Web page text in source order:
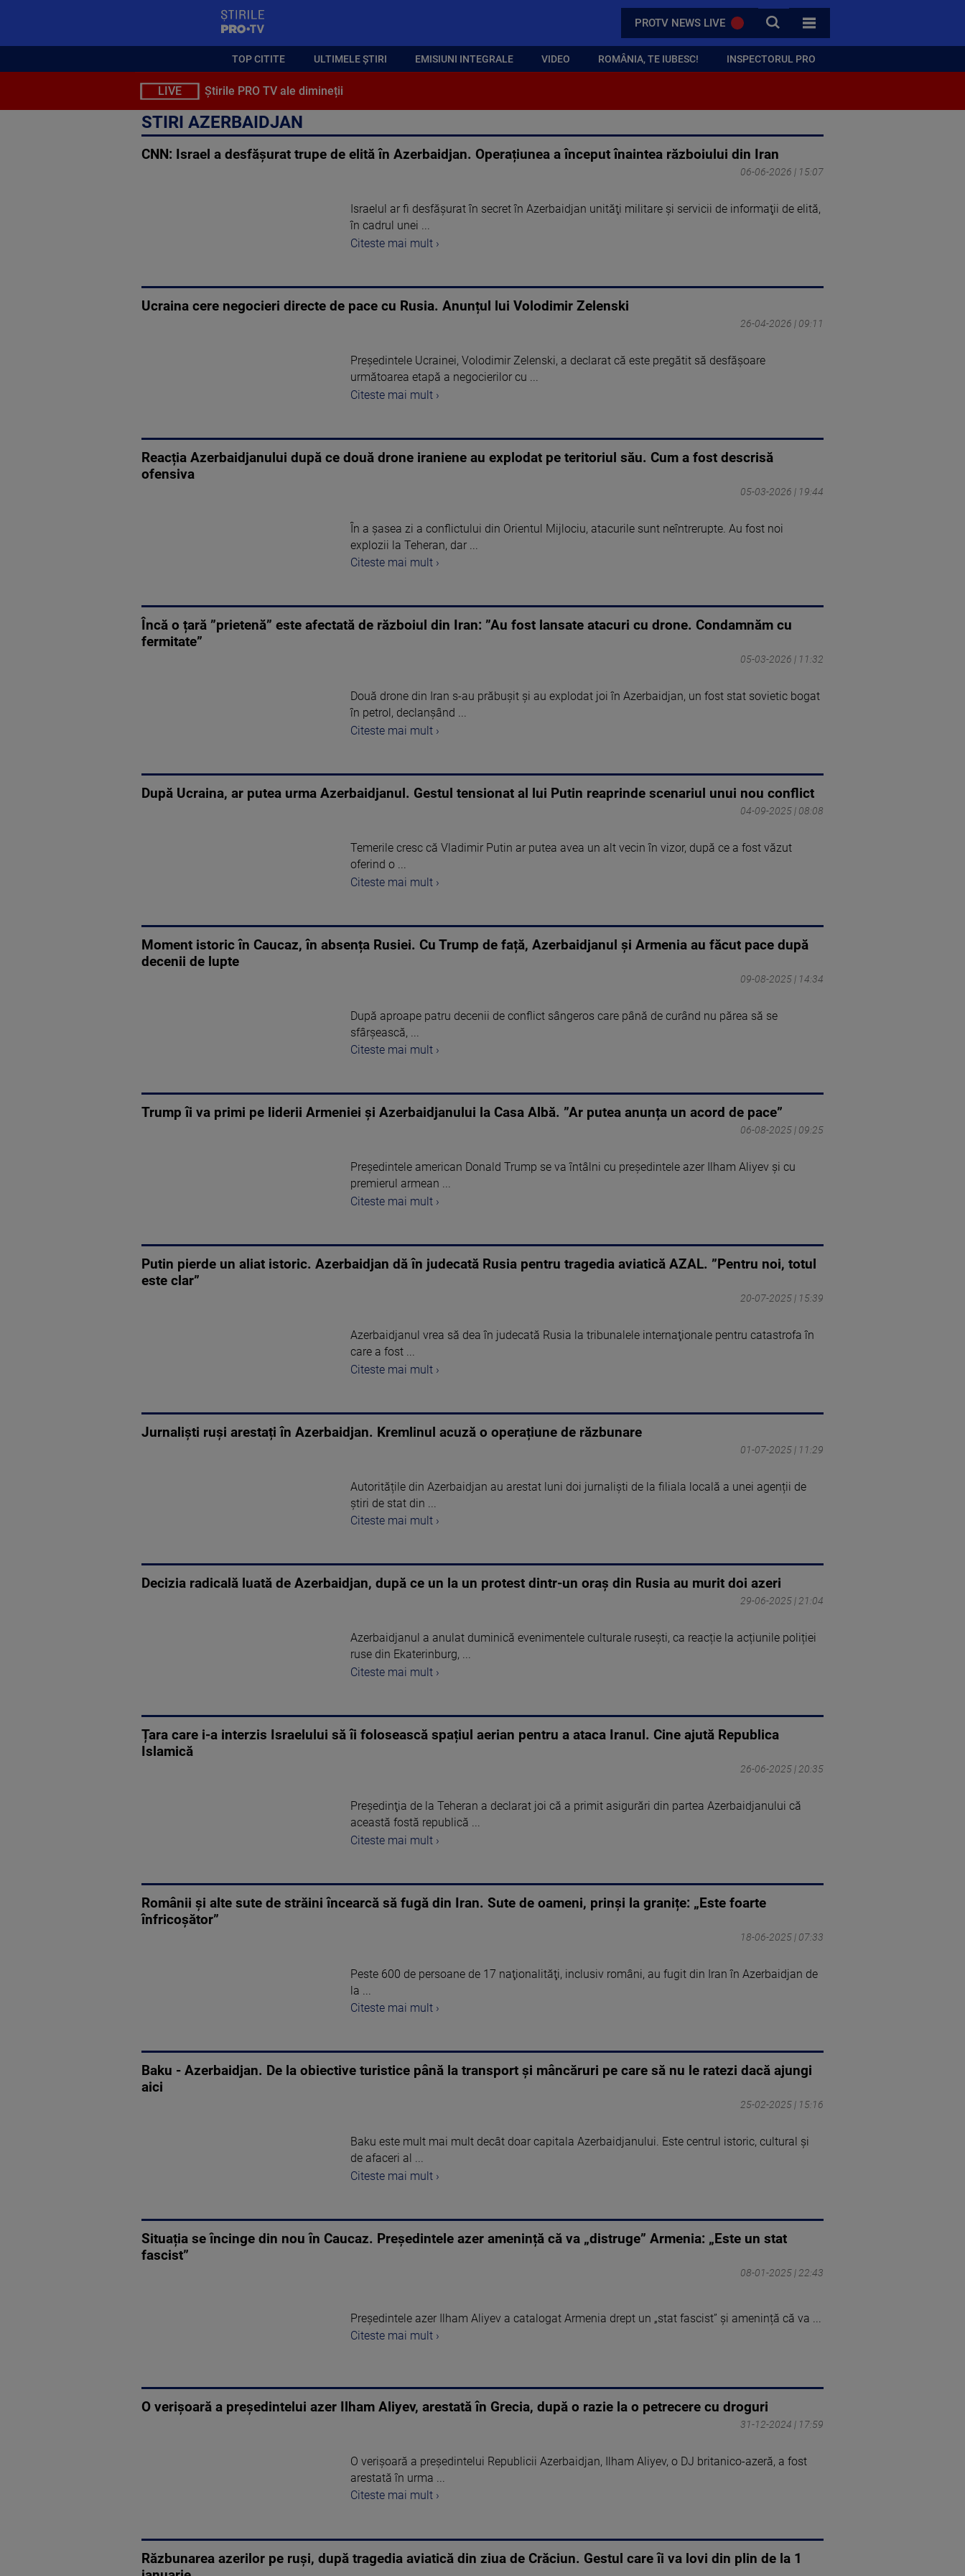
PROTV NEWS LIVE CAUTA
TOATE CATEGORIILE
TOP CITITE ULTIMELE ȘTIRI EMISIUNI INTEGRALE VIDEO ROMÂNIA, TE IUBESC! INSPECTORUL PRO
LIVE Știrile PRO TV ale dimineții
STIRI AZERBAIDJAN
CNN: Israel a desfășurat trupe de elită în Azerbaidjan. Operațiunea a început înaintea războiului din Iran
06-06-2026 | 15:07
Israelul ar fi desfăşurat în secret în Azerbaidjan unităţi militare şi servicii de informaţii de elită,
în cadrul unei ...
Citeste mai mult ›
Ucraina cere negocieri directe de pace cu Rusia. Anunțul lui Volodimir Zelenski
26-04-2026 | 09:11
Președintele Ucrainei, Volodimir Zelenski, a declarat că este pregătit să desfășoare
următoarea etapă a negocierilor cu ...
Citeste mai mult ›
Reacția Azerbaidjanului după ce două drone iraniene au explodat pe teritoriul său. Cum a fost descrisă
ofensiva
05-03-2026 | 19:44
În a șasea zi a conflictului din Orientul Mijlociu, atacurile sunt neîntrerupte. Au fost noi
explozii la Teheran, dar ...
Citeste mai mult ›
Încă o țară ”prietenă” este afectată de războiul din Iran: ”Au fost lansate atacuri cu drone. Condamnăm cu
fermitate”
05-03-2026 | 11:32
Două drone din Iran s-au prăbușit și au explodat joi în Azerbaidjan, un fost stat sovietic bogat
în petrol, declanșând ...
Citeste mai mult ›
După Ucraina, ar putea urma Azerbaidjanul. Gestul tensionat al lui Putin reaprinde scenariul unui nou conflict
04-09-2025 | 08:08
Temerile cresc că Vladimir Putin ar putea avea un alt vecin în vizor, după ce a fost văzut
oferind o ...
Citeste mai mult ›
Moment istoric în Caucaz, în absența Rusiei. Cu Trump de față, Azerbaidjanul și Armenia au făcut pace după
decenii de lupte
09-08-2025 | 14:34
După aproape patru decenii de conflict sângeros care până de curând nu părea să se
sfârșească, ...
Citeste mai mult ›
Trump îi va primi pe liderii Armeniei și Azerbaidjanului la Casa Albă. ”Ar putea anunța un acord de pace”
06-08-2025 | 09:25
Președintele american Donald Trump se va întâlni cu președintele azer Ilham Aliyev și cu
premierul armean ...
Citeste mai mult ›
Putin pierde un aliat istoric. Azerbaidjan dă în judecată Rusia pentru tragedia aviatică AZAL. ”Pentru noi, totul
este clar”
20-07-2025 | 15:39
Azerbaidjanul vrea să dea în judecată Rusia la tribunalele internaţionale pentru catastrofa în
care a fost ...
Citeste mai mult ›
Jurnaliști ruși arestați în Azerbaidjan. Kremlinul acuză o operațiune de răzbunare
01-07-2025 | 11:29
Autoritățile din Azerbaidjan au arestat luni doi jurnaliști de la filiala locală a unei agenții de
știri de stat din ...
Citeste mai mult ›
Decizia radicală luată de Azerbaidjan, după ce un la un protest dintr-un oraș din Rusia au murit doi azeri
29-06-2025 | 21:04
Azerbaidjanul a anulat duminică evenimentele culturale rusești, ca reacție la acțiunile poliției
ruse din Ekaterinburg, ...
Citeste mai mult ›
Țara care i-a interzis Israelului să îi folosească spațiul aerian pentru a ataca Iranul. Cine ajută Republica
Islamică
26-06-2025 | 20:35
Preşedinţia de la Teheran a declarat joi că a primit asigurări din partea Azerbaidjanului că
această fostă republică ...
Citeste mai mult ›
Românii și alte sute de străini încearcă să fugă din Iran. Sute de oameni, prinși la granițe: „Este foarte
înfricoșător”
18-06-2025 | 07:33
Peste 600 de persoane de 17 naţionalităţi, inclusiv români, au fugit din Iran în Azerbaidjan de
la ...
Citeste mai mult ›
Baku - Azerbaidjan. De la obiective turistice până la transport și mâncăruri pe care să nu le ratezi dacă ajungi
aici
25-02-2025 | 15:16
Baku este mult mai mult decât doar capitala Azerbaidjanului. Este centrul istoric, cultural și
de afaceri al ...
Citeste mai mult ›
Situația se încinge din nou în Caucaz. Președintele azer amenință că va „distruge” Armenia: „Este un stat
fascist”
08-01-2025 | 22:43
Președintele azer Ilham Aliyev a catalogat Armenia drept un „stat fascist” și amenință că va ...
Citeste mai mult ›
O verișoară a președintelui azer Ilham Aliyev, arestată în Grecia, după o razie la o petrecere cu droguri
31-12-2024 | 17:59
O verişoară a preşedintelui Republicii Azerbaidjan, Ilham Aliyev, o DJ britanico-azeră, a fost
arestată în urma ...
Citeste mai mult ›
Răzbunarea azerilor pe ruși, după tragedia aviatică din ziua de Crăciun. Gestul care îi va lovi din plin de la 1